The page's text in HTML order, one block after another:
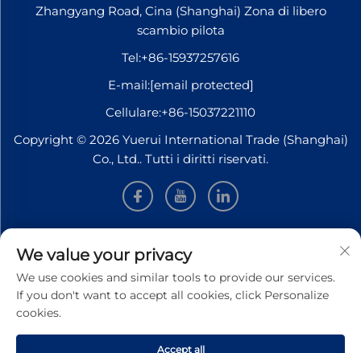
Zhangyang Road, Cina (Shanghai) Zona di libero
scambio pilota
Tel:+86-15937257616
E-mail:[email protected]
Cellulare:+86-15037221110
Copyright © 2026 Yuerui International Trade (Shanghai)
Co., Ltd.. Tutti i diritti riservati.
INFORMAZIONI
Iscriviti per ricevere la nostra newsletter settimanale
We value your privacy
We use cookies and similar tools to provide our services.
If you don't want to accept all cookies, click Personalize
cookies.
Accept all